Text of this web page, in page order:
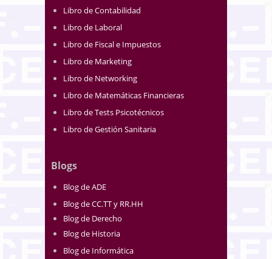
Libro de Contabilidad
Libro de Laboral
Libro de Fiscal e Impuestos
Libro de Marketing
Libro de Networking
Libro de Matemáticas Financieras
Libro de Tests Psicotécnicos
Libro de Gestión Sanitaria
Blogs
Blog de ADE
Blog de CC.TT y RR.HH
Blog de Derecho
Blog de Historia
Blog de Informática